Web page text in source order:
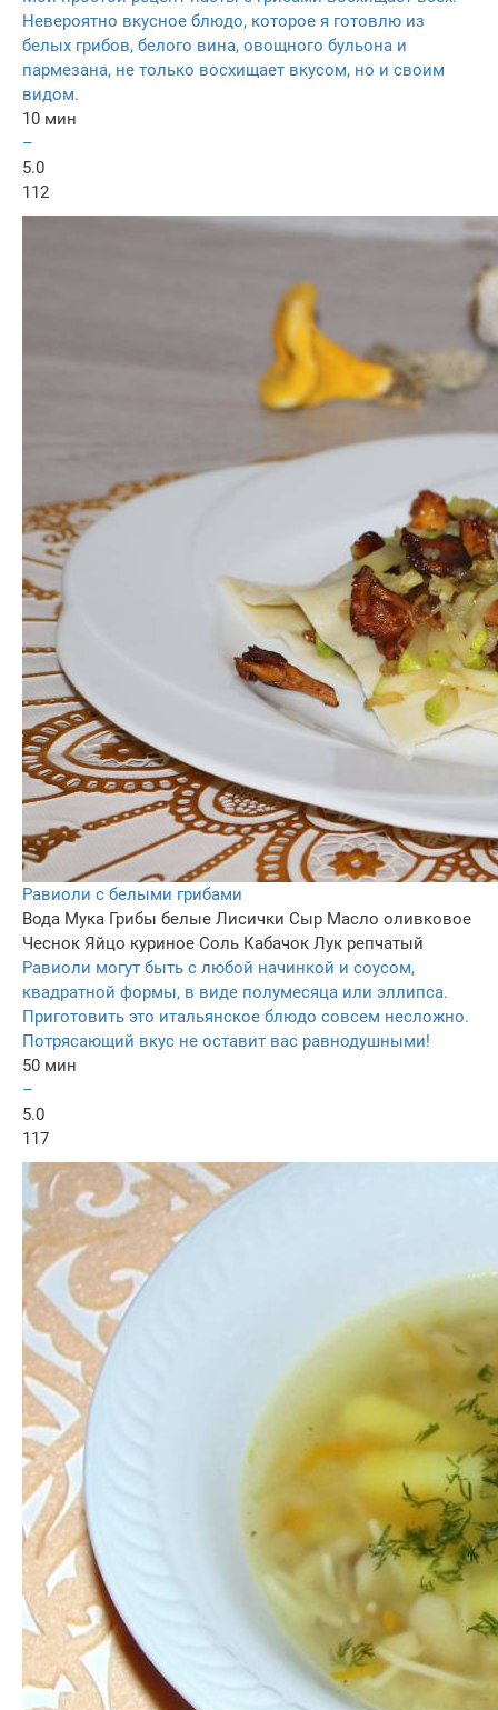
Невероятно вкусное блюдо, которое я готовлю из
белых грибов, белого вина, овощного бульона и
пармезана, не только восхищает вкусом, но и своим
видом.
10 мин
–
5.0
112
Равиоли с белыми грибами
Вода Мука Грибы белые Лисички Сыр Масло оливковое
Чеснок Яйцо куриное Соль Кабачок Лук репчатый
Равиоли могут быть с любой начинкой и соусом,
квадратной формы, в виде полумесяца или эллипса.
Приготовить это итальянское блюдо совсем несложно.
Потрясающий вкус не оставит вас равнодушными!
50 мин
–
5.0
117